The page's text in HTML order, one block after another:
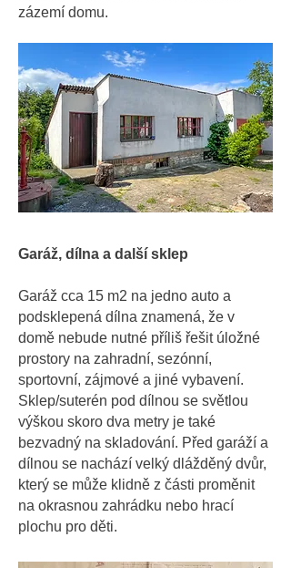
zázemí domu.
Garáž, dílna a další sklep
Garáž cca 15 m2 na jedno auto a
podsklepená dílna znamená, že v
domě nebude nutné příliš řešit úložné
prostory na zahradní, sezónní,
sportovní, zájmové a jiné vybavení.
Sklep/suterén pod dílnou se světlou
výškou skoro dva metry je také
bezvadný na skladování. Před garáží a
dílnou se nachází velký dlážděný dvůr,
který se může klidně z části proměnit
na okrasnou zahrádku nebo hrací
plochu pro děti.